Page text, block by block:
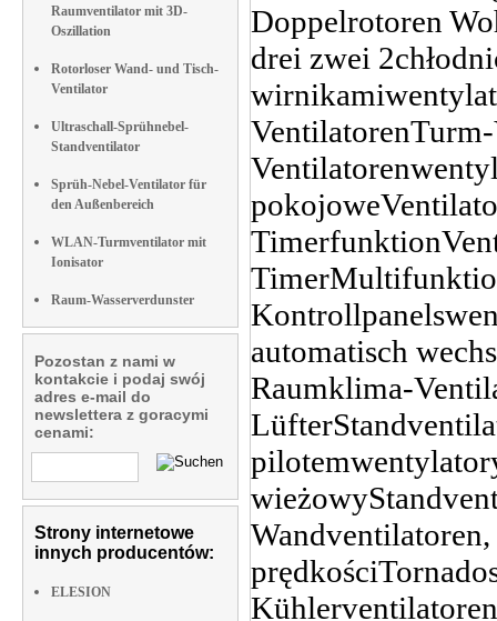
Raumventilator mit 3D-
Oszillation
Rotorloser Wand- und Tisch-
Ventilator
Ultraschall-Sprühnebel-
Standventilator
Sprüh-Nebel-Ventilator für
den Außenbereich
WLAN-Turmventilator mit
Ionisator
Raum-Wasserverdunster
Pozostan z nami w
kontakcie i podaj swój
adres e-mail do
newslettera z goracymi
cenami:
Strony internetowe
innych producentów:
ELESION